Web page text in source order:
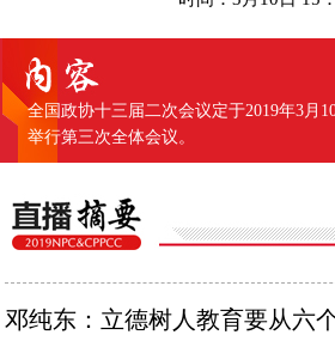
全国政协十三届二次会议定于2019年3月
举行第三次全体会议。
邓纯东：立德树人教育要从六